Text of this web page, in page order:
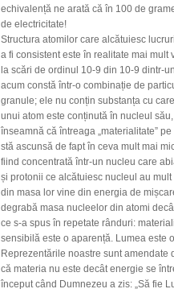
echivalență ne arată că în 100 de
de electricitate!
Structura atomilor care alcătuiesc
a fi consistent este în realitate mai
la scări de ordinul 10-9 din 10-9 dintr-
acum constă într-o combinație de
granule; ele nu conțin substanța cu
unui atom este conținută în nucleul
înseamnă că întreaga „materialitate”
stă ascunsă de fapt în ceva mult mai
fiind concentrată într-un nucleu care
și protonii ce alcătuiesc nucleul au
din masa lor vine din energia de
degrabă masa nucleelor din atomi
ce s-a spus în repetate rânduri:
sensibilă este o aparență. Lumea este
Reprezentările noastre sunt
că materia nu este decât energie se
început când Dumnezeu a zis: „Să fie